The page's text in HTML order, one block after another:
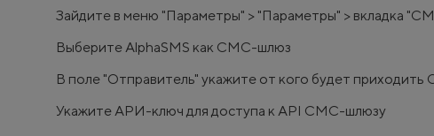
Зайдите в меню "Параметры" > "Параметры" > вкладка
Выберите AlphaSMS как СМС-шлюз
В поле "Отправитель" укажите от кого будет
Укажите АРИ-ключ для доступа к API СМС-шлюзу